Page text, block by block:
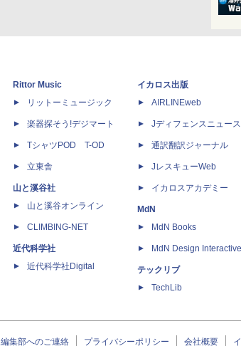
Rittor Music
リットーミュージック
楽器探そう!デジマート
TシャツPOD T-OD
立東舎
山と溪谷社
山と溪谷オンライン
CLIMBING-NET
近代科学社
近代科学社Digital
イカロス出版
AIRLINEweb
Jディフェンスニュース
通訳翻訳ジャーナル
JレスキューWeb
イカロスアカデミー
MdN
MdN Books
MdN Design Interactive
テックリブ
TechLib
編集部へのご連絡 プライバシーポリシー 会社概要